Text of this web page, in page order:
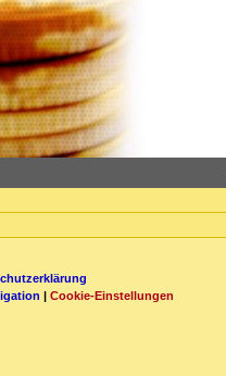
Cookie-Einstellungen